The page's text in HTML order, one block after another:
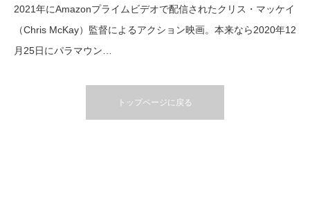
2021年にAmazonプライムビデオで配信されたクリス・マッケイ
（Chris McKay）監督によるアクション映画。本来なら2020年12
月25日にパラマウン…
トップページに戻る